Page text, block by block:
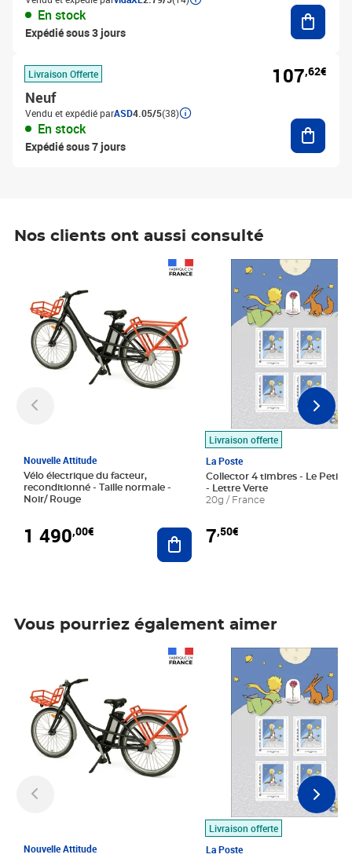
En stock
Expédié sous 3 jours
Livraison Offerte
Neuf
Vendu et expédié parASD4.05/5(38)
En stock
Expédié sous 7 jours
107,62€
Nos clients ont aussi consulté
Nouvelle Attitude
Vélo électrique du facteur,
reconditionné - Taille normale -
Noir/ Rouge
1 490,00€ Ajouter au panier
Livraison offerte
La Poste
Collector 4 timbres - Le Petit
- Lettre Verte
20g / France
7,50€
Prix 7,50€
Vous pourriez également aimer
Nouvelle Attitude
Livraison offerte
La Poste
Prix 7,50€